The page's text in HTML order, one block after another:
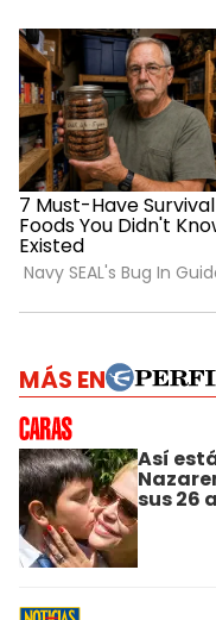
MÁS EN
Así
sus 26